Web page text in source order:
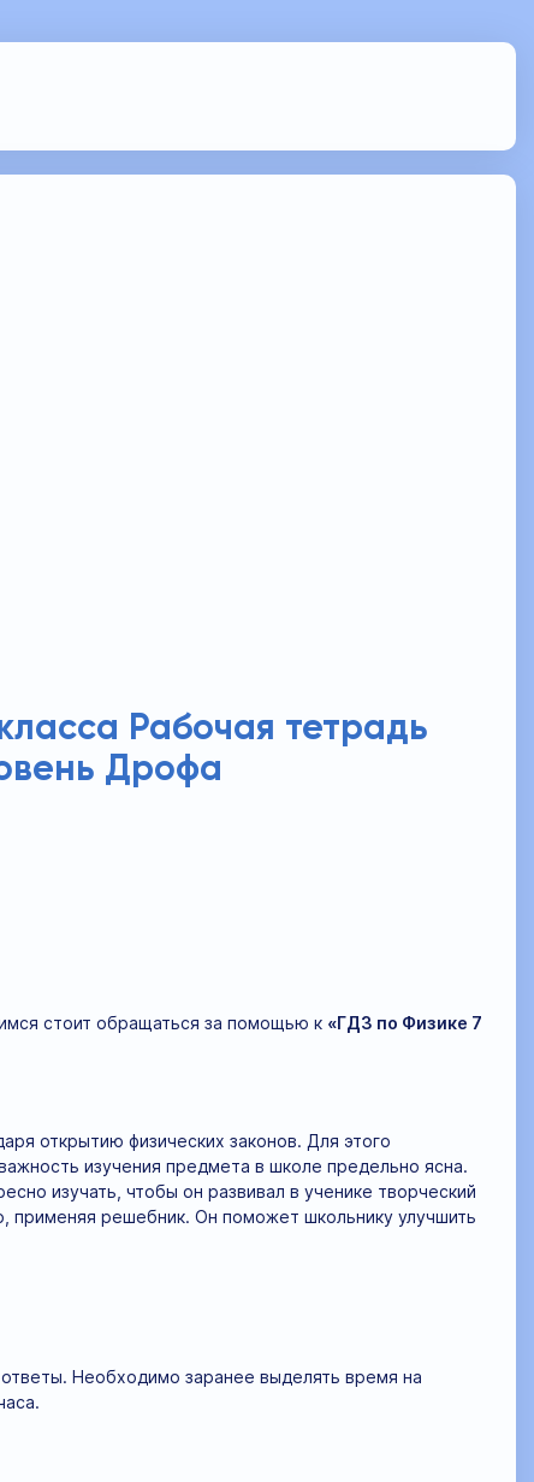
Рабочая тетрадь
Дрофа
стоит обращаться за помощью к «ГДЗ по Физике 7
открытию физических законов. Для этого
изучения предмета в школе предельно ясна.
изучать, чтобы он развивал в ученике творческий
применяя решебник. Он поможет школьнику улучшить
Необходимо заранее выделять время на